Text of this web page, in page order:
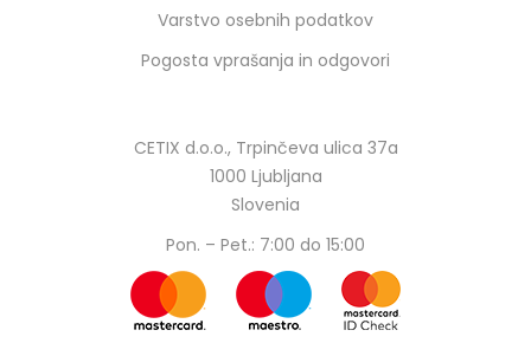
Varstvo osebnih podatkov
Pogosta vprašanja in odgovori
CETIX d.o.o., Trpinčeva ulica 37a
1000 Ljubljana
Slovenia
Pon. – Pet.: 7:00 do 15:00